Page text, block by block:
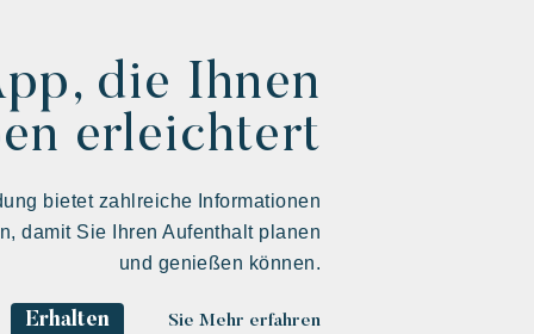
die Ihnen
erleichtert
bietet zahlreiche Informationen
damit Sie Ihren Aufenthalt planen
und genießen können.
Erhalten Sie Mehr erfahren